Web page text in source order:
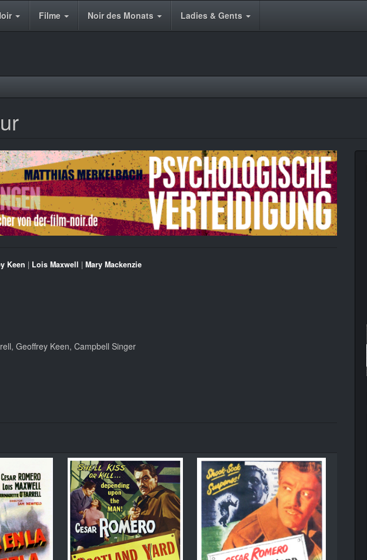
Filme Noir des Monats Ladies & Gents
Keen | Lois Maxwell | Mary Mackenzie
Geoffrey Keen, Campbell Singer